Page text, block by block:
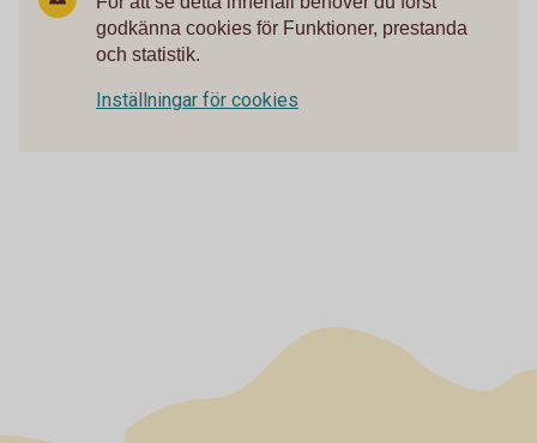
godkänna cookies för Funktioner, prestanda
och statistik.
Inställningar för cookies